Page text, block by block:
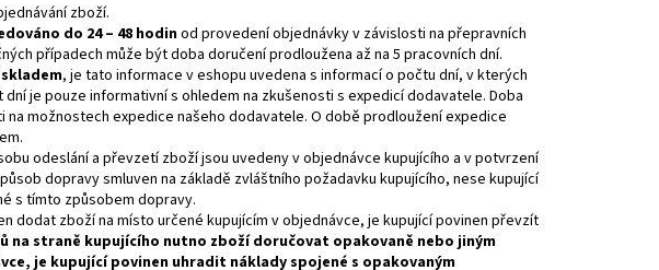
zboží.
do 24 – 48 hodinod provedení objednávky v závislosti na přepravních
případech může být doba doručení prodloužena až na 5 pracovních dní.
, je tato informace v eshopu uvedena s informací o počtu dní, v kterých
je pouze informativní s ohledem na zkušenosti s expedicí dodavatele. Doba
možnostech expedice našeho dodavatele. O době prodloužení expedice
odeslání a převzetí zboží jsou uvedeny v objednávce kupujícího a v potvrzení
dopravy smluven na základě zvláštního požadavku kupujícího, nese kupující
s tímto způsobem dopravy.
dodat zboží na místo určené kupujícím v objednávce, je kupující povinen převzít
na straně kupujícího nutno zboží doručovat opakovaně nebo jiným
je kupující povinen uhradit náklady spojené s opakovaným